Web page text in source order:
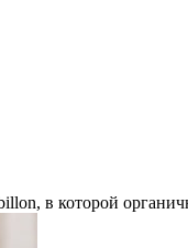
в которой